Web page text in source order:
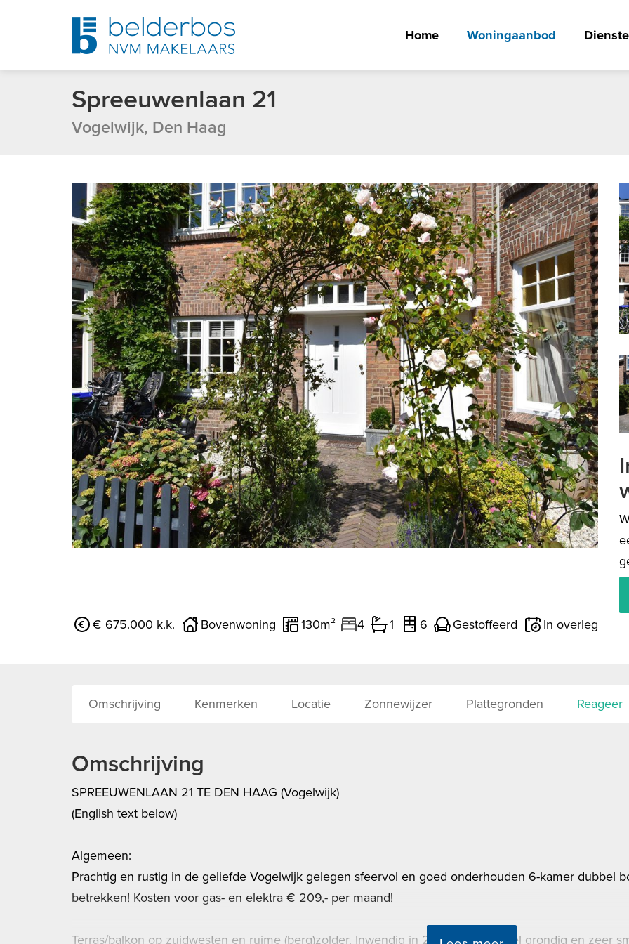
Home Woningaanbod
Spreeuwenlaan 21
Vogelwijk, Den Haag
vorige
€ 675.000 k.k. Bovenwoning 130m² 4 1 6 Gestoffeerd In overleg
Omschrijving Kenmerken Locatie Zonnewijzer Plattegronden Reageer
Omschrijving
SPREEUWENLAAN 21 TE DEN HAAG (Vogelwijk)
(English text below)
Algemeen:
Prachtig en rustig in de geliefde Vogelwijk gelegen sfeervol en goed onderhouden 6-kamer dubbel
betrekken! Kosten voor gas- en elektra € 209,- per maand!
Terras/balkon op zuidwesten en ruime (berg)zolder. Inwendig in 2015/2016 geheel grondig en zeer